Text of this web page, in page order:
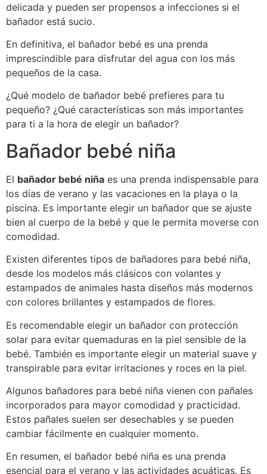
delicada y pueden ser propensos a infecciones si el
bañador está sucio.
En definitiva, el bañador bebé es una prenda
imprescindible para disfrutar del agua con los más
pequeños de la casa.
¿Qué modelo de bañador bebé prefieres para tu
pequeño? ¿Qué características son más importantes
para ti a la hora de elegir un bañador?
Bañador bebé niña
El bañador bebé niña es una prenda indispensable para
los días de verano y las vacaciones en la playa o la
piscina. Es importante elegir un bañador que se ajuste
bien al cuerpo de la bebé y que le permita moverse con
comodidad.
Existen diferentes tipos de bañadores para bebé niña,
desde los modelos más clásicos con volantes y
estampados de animales hasta diseños más modernos
con colores brillantes y estampados de flores.
Es recomendable elegir un bañador con protección
solar para evitar quemaduras en la piel sensible de la
bebé. También es importante elegir un material suave y
transpirable para evitar irritaciones y roces en la piel.
Algunos bañadores para bebé niña vienen con pañales
incorporados para mayor comodidad y practicidad.
Estos pañales suelen ser desechables y se pueden
cambiar fácilmente en cualquier momento.
En resumen, el bañador bebé niña es una prenda
esencial para el verano y las actividades acuáticas. Es